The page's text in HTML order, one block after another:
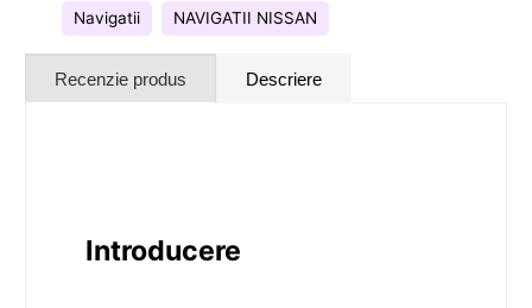
Navigatii NAVIGATII NISSAN
Recenzie produs Descriere
Introducere